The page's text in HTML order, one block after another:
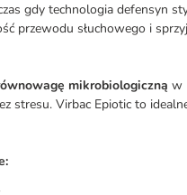
gdy technologia defensyn
przewodu słuchowego i
mikrobiologiczną w
stresu. Virbac Epiotic to